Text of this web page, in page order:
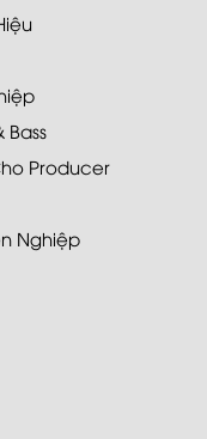
Producer
Nghiệp